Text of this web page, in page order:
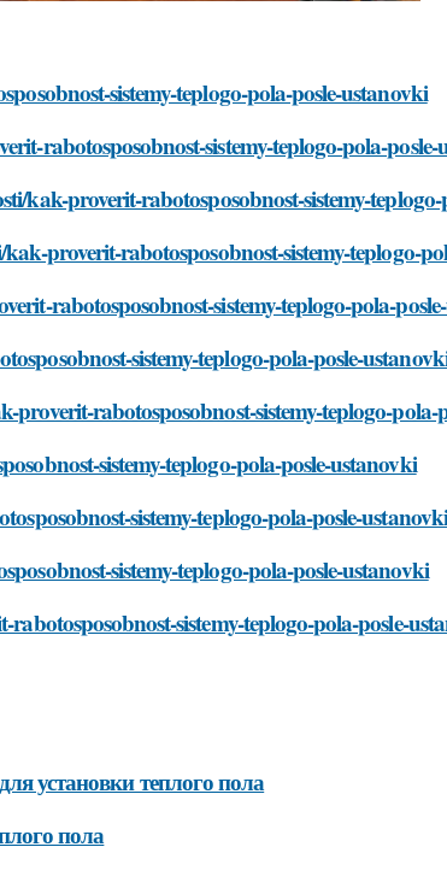
sistemy-teplogo-pola-posle-ustanovki
rabotosposobnost-sistemy-teplogo-pola-
kak-proverit-rabotosposobnost-sistemy-
proverit-rabotosposobnost-sistemy-teplogo-
rabotosposobnost-sistemy-teplogo-pola-
sistemy-teplogo-pola-posle-
rabotosposobnost-sistemy-teplogo-pola-
sistemy-teplogo-pola-posle-ustanovki
sistemy-teplogo-pola-posle-ustanovki
sistemy-teplogo-pola-posle-ustanovki
sistemy-teplogo-pola-posle-
установки теплого пола
пола